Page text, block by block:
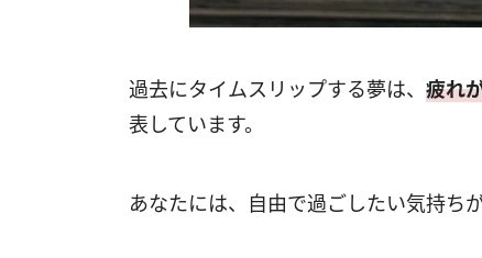
過去にタイムスリップする夢は、 疲れ
表しています。
あなたには、自由で過ごしたい気持ち